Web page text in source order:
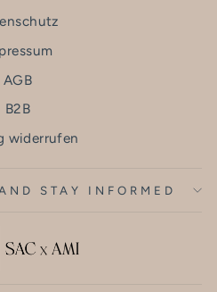
AGB
B2B
widerrufen
STAY INFORMED